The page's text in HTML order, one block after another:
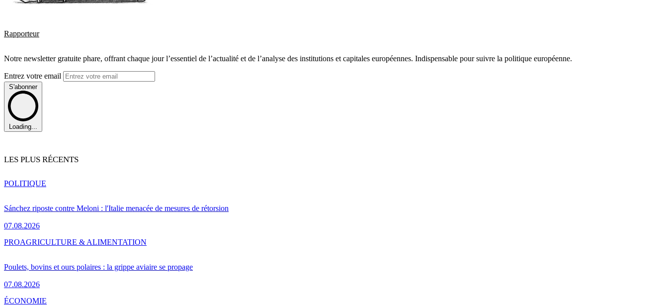
Rapporteur
Notre newsletter gratuite phare, offrant chaque jour l’essentiel de l’actualité et de l’analyse des institutions et capitales européennes. Indispensable pour suivre la politique européenne.
Entrez votre email
S'abonner
Loading...
LES PLUS RÉCENTS
Sánchez riposte contre Meloni : l'Italie menacée de mesures de rétorsion
07.08.2026
POLITIQUE
Poulets, bovins et ours polaires : la grippe aviaire se propage
07.08.2026
PROAGRICULTURE & ALIMENTATION
ÉCONOMIE